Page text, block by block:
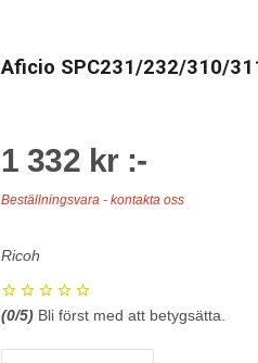
Aficio SPC231/232/310/
1 332 kr :-
Beställningsvara - kontakta oss
Ricoh
(0/5) Bli först med att betygsätta.